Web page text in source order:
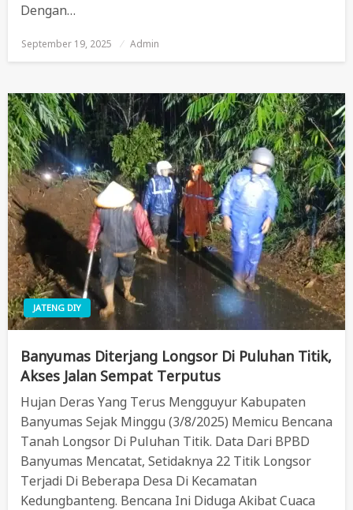
Dengan…
Posted
On
September 19, 2025 Admin
JATENG DIY
Banyumas Diterjang Longsor Di Puluhan Titik,
Akses Jalan Sempat Terputus
Hujan Deras Yang Terus Mengguyur Kabupaten
Banyumas Sejak Minggu (3/8/2025) Memicu Bencana
Tanah Longsor Di Puluhan Titik. Data Dari BPBD
Banyumas Mencatat, Setidaknya 22 Titik Longsor
Terjadi Di Beberapa Desa Di Kecamatan
Kedungbanteng. Bencana Ini Diduga Akibat Cuaca